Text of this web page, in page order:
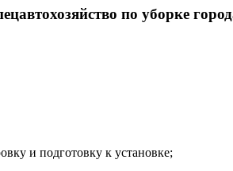
по уборке
и подготовку к установке;